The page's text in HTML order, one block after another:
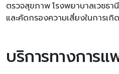
ตรวจสุขภาพ โรงพยาบาลเวชธา
และคัดกรองความเสี่ยงในการเ
บริการทางการ